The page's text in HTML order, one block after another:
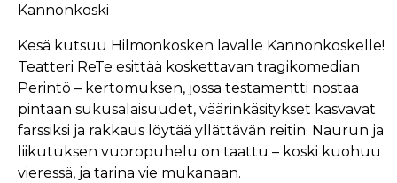
Kannonkoski
Kesä kutsuu Hilmonkosken lavalle Kannonkoskelle!
Teatteri ReTe esittää koskettavan tragikomedian
Perintö – kertomuksen, jossa testamentti nostaa
pintaan sukusalaisuudet, väärinkäsitykset kasvavat
farssiksi ja rakkaus löytää yllättävän reitin. Naurun ja
liikutuksen vuoropuhelu on taattu – koski kuohuu
vieressä, ja tarina vie mukanaan.